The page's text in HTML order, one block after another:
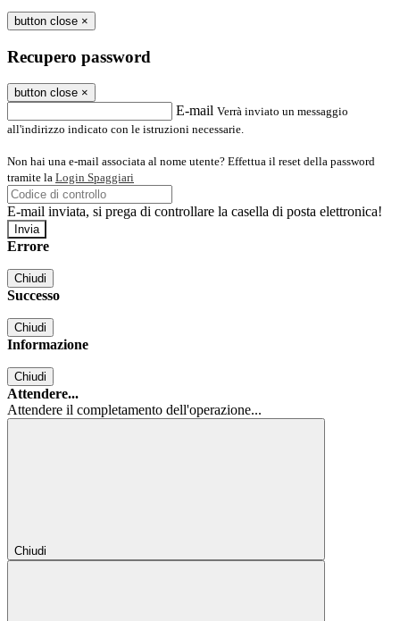
button close ×
Recupero password
button close ×
E-mail Verrà inviato un messaggio
all'indirizzo indicato con le istruzioni necessarie.
Non hai una e-mail associata al nome utente? Effettua il reset della password
tramite la Login Spaggiari
E-mail inviata, si prega di controllare la casella di posta elettronica!
Errore
Chiudi
Successo
Chiudi
Informazione
Chiudi
Attendere...
Attendere il completamento dell'operazione...
Chiudi